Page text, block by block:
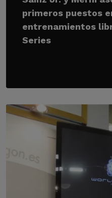
primeros puestos
entrenamientos
Series